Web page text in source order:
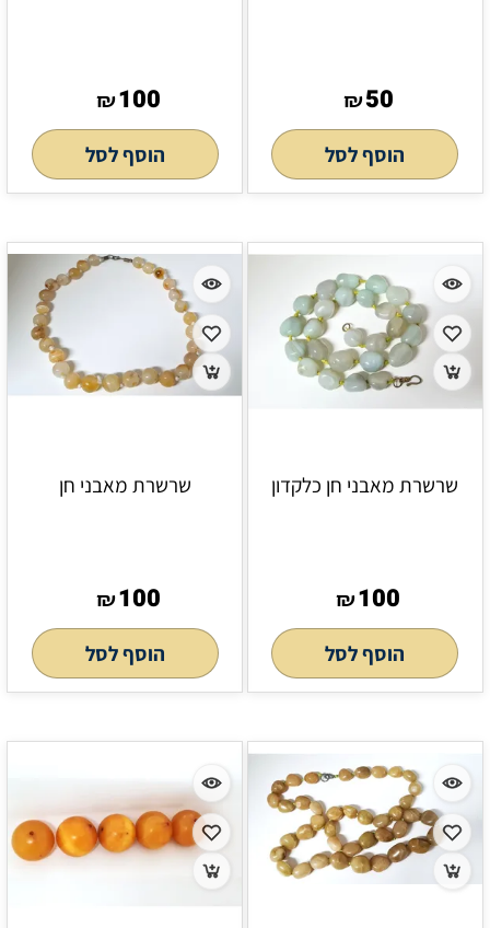
₪50
הוסף לסל
₪100
הוסף לסל
שרשרת מאבני חן כלקדון
₪100
הוסף לסל
שרשרת מאבני חן
₪100
הוסף לסל